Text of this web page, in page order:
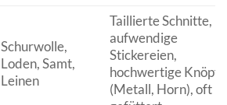
Schurwolle,
Loden, Samt,
Leinen
Taillierte Schnitte,
aufwendige
Stickereien,
hochwertige Knöpfe
(Metall, Horn), oft